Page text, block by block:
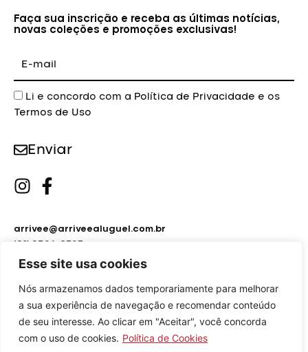
Esse site usa cookies
Nós armazenamos dados temporariamente para melhorar
a sua experiência de navegação e recomendar conteúdo
de seu interesse. Ao clicar em "Aceitar", você concorda
com o uso de cookies. Política de Cookies
Faça sua inscrição e receba as últimas notícias,
novas coleções e promoções exclusivas!
mail
AceiteLi e concordo com a Política de Privacidade e os
Termos de Uso
Enviar
arrivee@arriveealuguel.com.br
(21) 2596-8795
(21) 2451-9297